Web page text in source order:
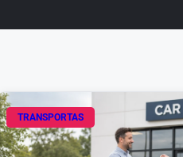
TRANSPORTAS